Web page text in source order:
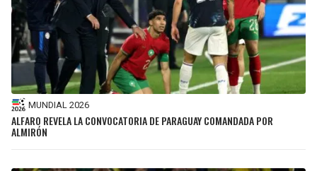
MUNDIAL 2026
ALFARO REVELA LA CONVOCATORIA DE PARAGUAY COMANDADA POR
ALMIRÓN